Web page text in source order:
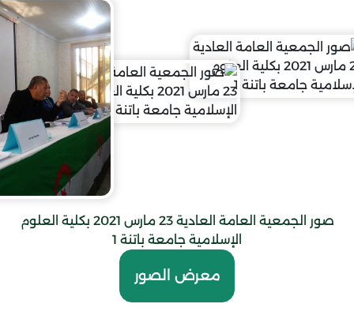
صور الجمعية العامة العادية 23 مارس 2021 بكلية العلوم
الإسلامية جامعة باتنة 1
معرض الصور